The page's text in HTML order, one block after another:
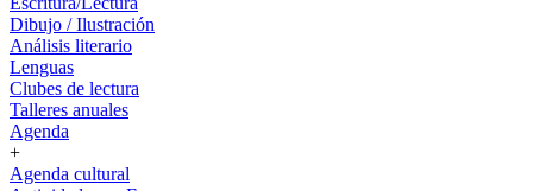
Dibujo / Ilustración
Análisis literario
Lenguas
Clubes de lectura
Talleres anuales
Agenda
+
Agenda cultural